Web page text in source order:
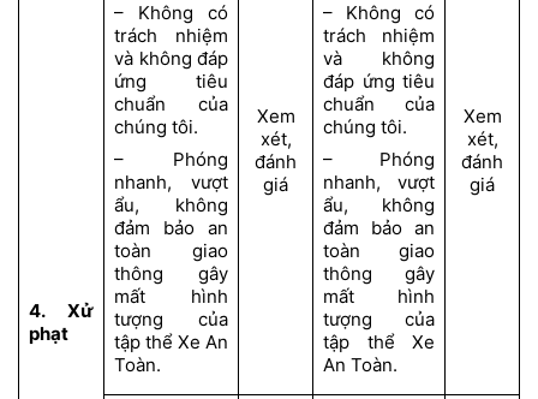
4. Xử
phạt
– Không có
trách nhiệm
và không đáp
ứng tiêu
chuẩn của
chúng tôi.
– Phóng
nhanh, vượt
ẩu, không
đảm bảo an
toàn giao
thông gây
mất hình
tượng của
tập thể Xe An
Toàn.
Xem
xét,
đánh
giá
– Không có
trách nhiệm
và không
đáp ứng tiêu
chuẩn của
chúng tôi.
– Phóng
nhanh, vượt
ẩu, không
đảm bảo an
toàn giao
thông gây
mất hình
tượng của
tập thể Xe
An Toàn.
Xem
xét,
đánh
giá